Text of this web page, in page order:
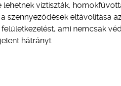
víztiszták,
eltávolítása
ami nemcsak
hátrányt.